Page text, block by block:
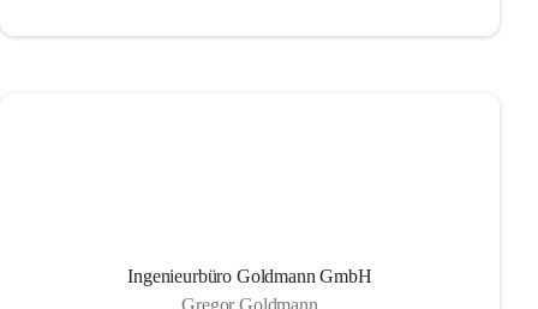
Ingenieurbüro Goldmann GmbH
Gregor Goldmann